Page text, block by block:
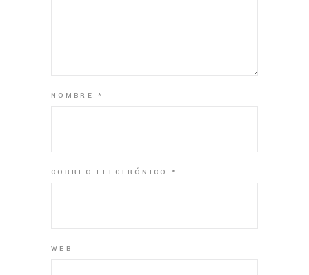
NOMBRE*
CORREO ELECTRÓNICO *
WEB